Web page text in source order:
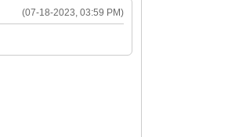
(07-18-2023, 03:59 PM)